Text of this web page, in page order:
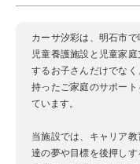
カーサ汐彩は、明石市
児童養護施設と児童家
するお子さんだけでな
持ったご家庭のサポー
ています。
当施設では、キャリア
達の夢や目標を後押し